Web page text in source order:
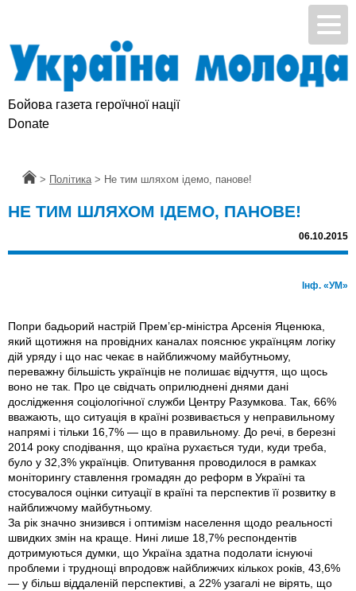
Бойова газета героїчної нації
Donate
Головна
> Політика > Не тим шляхом ідемо, панове!
НЕ ТИМ ШЛЯХОМ ІДЕМО, ПАНОВЕ!
06.10.2015
Інф. «УМ»
Попри бадьорий настрій Прем’єр-міністра Арсенія Яценюка,
який щотижня на провідних каналах пояснює українцям логіку
дій уряду і що нас чекає в найближчому майбутньому,
переважну більшість українців не полишає відчуття, що щось
воно не так. Про це свідчать оприлюднені днями дані
дослідження соціологічної служби Центру Разумкова. Так, 66%
вважають, що ситуація в країні розвивається у неправильному
напрямi і тільки 16,7% — що в правильному. До речі, в березні
2014 року сподівання, що країна рухається туди, куди треба,
було у 32,3% українців. Опитування проводилося в рамках
моніторингу ставлення громадян до реформ в Україні та
стосувалося оцінки ситуації в країні та перспектив її розвитку в
найближчому майбутньому.
За рік значно знизився і оптимізм населення щодо реальності
швидких змін на краще. Нині лише 18,7% респондентів
дотримуються думки, що Україна здатна подолати існуючі
проблеми і труднощі впродовж найближчих кількох років, 43,6%
— у більш віддаленій перспективі, а 22% узагалі не вірять, що